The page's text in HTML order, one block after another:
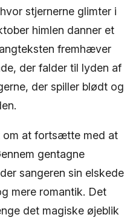
stjernerne glimter i
himlen danner et
fremhæver
der falder til lyden af
der spiller blødt og
om at fortsætte med at
gentagne
sangeren sin elskede
mere romantik. Det
det magiske øjeblik